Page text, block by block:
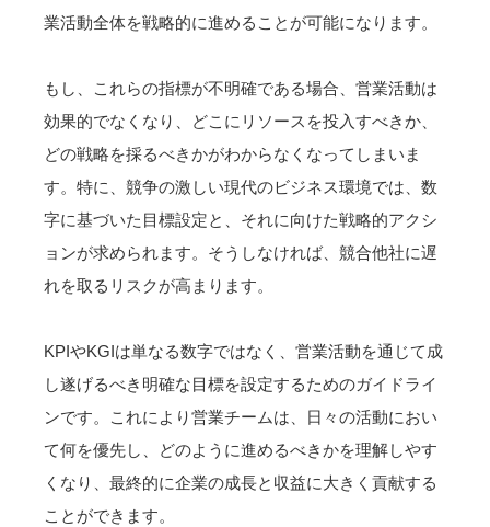
業活動全体を戦略的に進めることが可能になります。
もし、これらの指標が不明確である場合、営業活動は
効果的でなくなり、どこにリソースを投入すべきか、
どの戦略を採るべきかがわからなくなってしまいま
す。特に、競争の激しい現代のビジネス環境では、数
字に基づいた目標設定と、それに向けた戦略的アクシ
ョンが求められます。そうしなければ、競合他社に遅
れを取るリスクが高まります。
KPIやKGIは単なる数字ではなく、営業活動を通じて成
し遂げるべき明確な目標を設定するためのガイドライ
ンです。これにより営業チームは、日々の活動におい
て何を優先し、どのように進めるべきかを理解しやす
くなり、最終的に企業の成長と収益に大きく貢献する
ことができます。